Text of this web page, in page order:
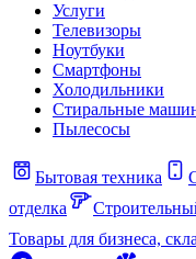
Услуги
Телевизоры
Ноутбуки
Смартфоны
Холодильники
Стиральные
Пылесосы
Бытовая техника
отделка
Товары для бизнеса,